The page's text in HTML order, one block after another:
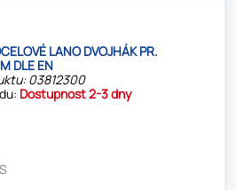
LANO DVOJHÁK PR.
DLE EN
03812300
Dostupnost 2-3 dny